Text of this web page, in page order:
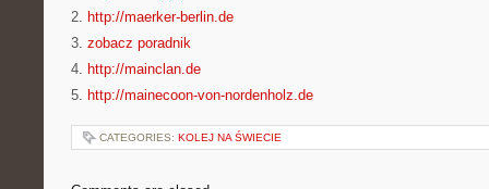
2. http://maerker-berlin.de
3. zobacz poradnik
4. http://mainclan.de
5. http://mainecoon-von-nordenholz.de
CATEGORIES: KOLEJ NA ŚWIECIE